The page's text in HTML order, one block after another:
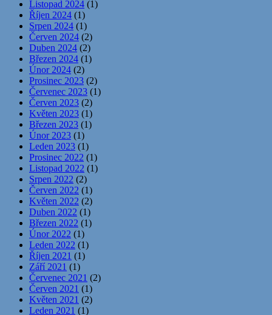
Listopad 2024 (1)
Říjen 2024 (1)
Srpen 2024 (1)
Červen 2024 (2)
Duben 2024 (2)
Březen 2024 (1)
Únor 2024 (2)
Prosinec 2023 (2)
Červenec 2023 (1)
Červen 2023 (2)
Květen 2023 (1)
Březen 2023 (1)
Únor 2023 (1)
Leden 2023 (1)
Prosinec 2022 (1)
Listopad 2022 (1)
Srpen 2022 (2)
Červen 2022 (1)
Květen 2022 (2)
Duben 2022 (1)
Březen 2022 (1)
Únor 2022 (1)
Leden 2022 (1)
Říjen 2021 (1)
Září 2021 (1)
Červenec 2021 (2)
Červen 2021 (1)
Květen 2021 (2)
Leden 2021 (1)